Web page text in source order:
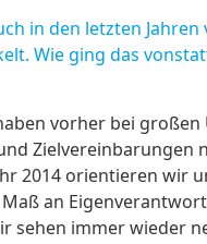
in den letzten
Wie ging das
vorher bei
Zielvereinbarungen
2014 orientieren wir
an
sehen immer wieder